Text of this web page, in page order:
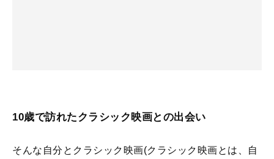
10歳で訪れたクラシック映画との出会い
そんな自分とクラシック映画(クラシック映画とは、自